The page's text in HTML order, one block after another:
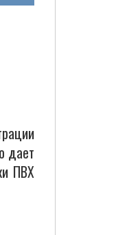
дает
ПВХ